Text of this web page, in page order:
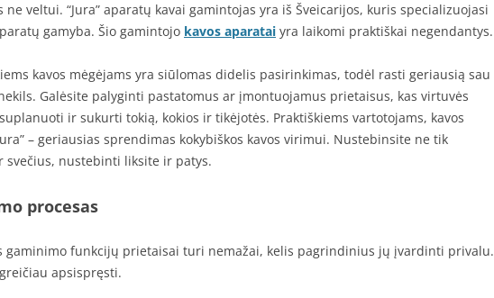
ne veltui. “Jura” aparatų kavai gamintojas yra iš Šveicarijos, kuris specializuojasi
gamyba. Šio gamintojo kavos aparatai yra laikomi praktiškai negendantys.
kavos mėgėjams yra siūlomas didelis pasirinkimas, todėl rasti geriausią sau
Galėsite palyginti pastatomus ar įmontuojamus prietaisus, kas virtuvės
ir sukurti tokią, kokios ir tikėjotės. Praktiškiems vartotojams, kavos
– geriausias sprendimas kokybiškos kavos virimui. Nustebinsite ne tik
svečius, nustebinti liksite ir patys.
procesas
gaminimo funkcijų prietaisai turi nemažai, kelis pagrindinius jų įvardinti privalu.
apsispręsti.